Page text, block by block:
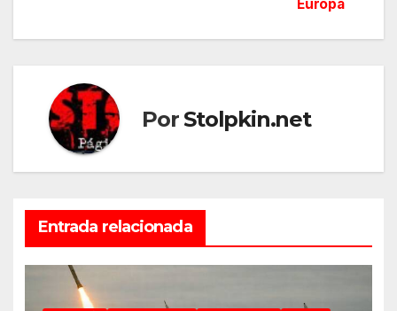
Europa
Por Stolpkin.net
Entrada relacionada